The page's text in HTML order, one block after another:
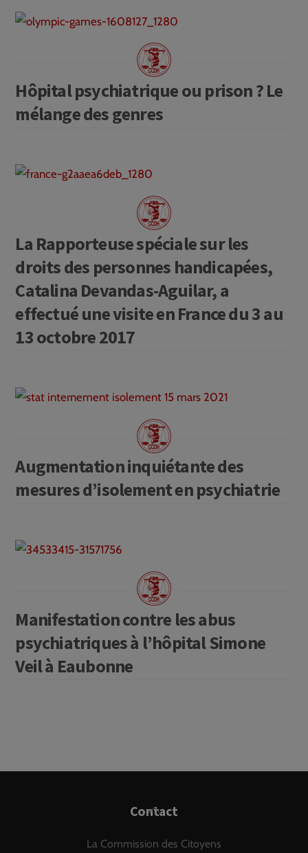
Hôpital psychiatrique ou prison ? Le
mélange des genres
La Rapporteuse spéciale sur les
droits des personnes handicapées,
Catalina Devandas-Aguilar, a
effectué une visite en France du 3 au
13 octobre 2017
Augmentation inquiétante des
mesures d’isolement en psychiatrie
Manifestation contre les abus
psychiatriques à l’hôpital Simone
Veil à Eaubonne
Back
Top
Contact
La Commission des Citoyens